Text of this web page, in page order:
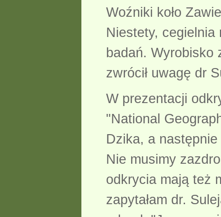
Woźniki koło
Niestety, cegielnia
badań. Wyrobisko
zwrócił uwagę dr
W prezentacji
"National
Dzika, a
Nie musimy
odkrycia mają też
zapytałam dr.